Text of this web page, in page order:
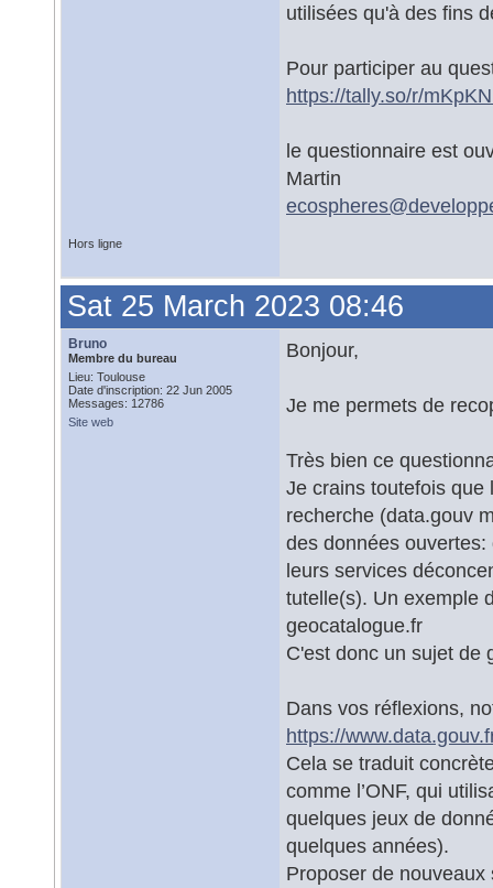
utilisées qu'à des fins
Pour participer au
https://tally.so/r/
le questionnaire est
Martin
ecospheres@
Hors ligne
Sat 25 March 2023 08:46
Bruno
Membre du bureau
Lieu: Toulouse
Date d'inscription: 22 Jun 2005
Messages: 12786
Site web
Bonjour,
Je me permets de
Très bien ce
Je crains toutefois que
recherche (data.gouv
des données
leurs services
tutelle(s). Un exemple
geocatalogue.fr
C'est donc un sujet de
Dans vos réflexions,
https://
Cela se traduit
comme l’ONF, qui
quelques jeux de
quelques années).
Proposer de nouveaux